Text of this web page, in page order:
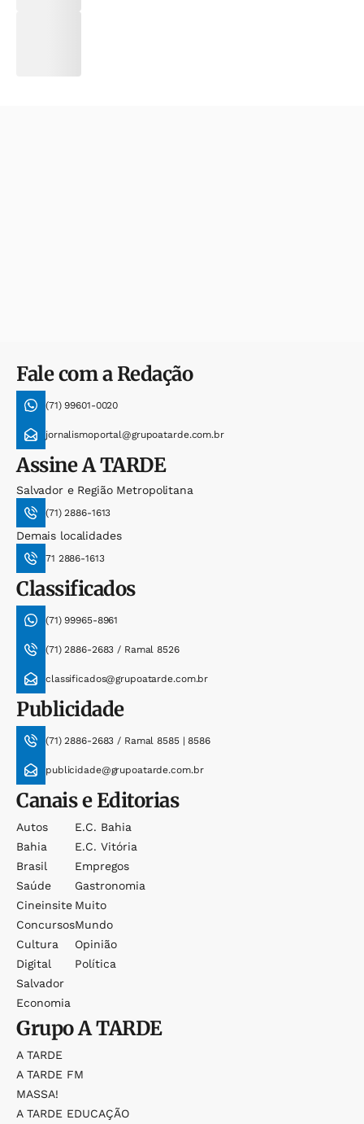
Fale com a Redação
(71) 99601-0020
jornalismoportal@grupoatarde.com.br
AssineA TARDE
Salvador e Região Metropolitana
(71) 2886-1613
Demais localidades
71 2886-1613
Classificados
(71) 99965-8961
(71) 2886-2683 / Ramal 8526
classificados@grupoatarde.com.br
Publicidade
(71) 2886-2683 / Ramal 8585 | 8586
publicidade@grupoatarde.com.br
Canais e Editorias
Autos
Bahia
Brasil
Saúde
Cineinsite
Concursos
Cultura
Digital
Salvador
Economia
E.c. Bahia
E.c. Vitória
Empregos
Gastronomia
Muito
Mundo
Opinião
Política
GrupoA TARDE
A TARDE
A TARDE FM
MASSA!
A TARDE EDUCAÇÃO